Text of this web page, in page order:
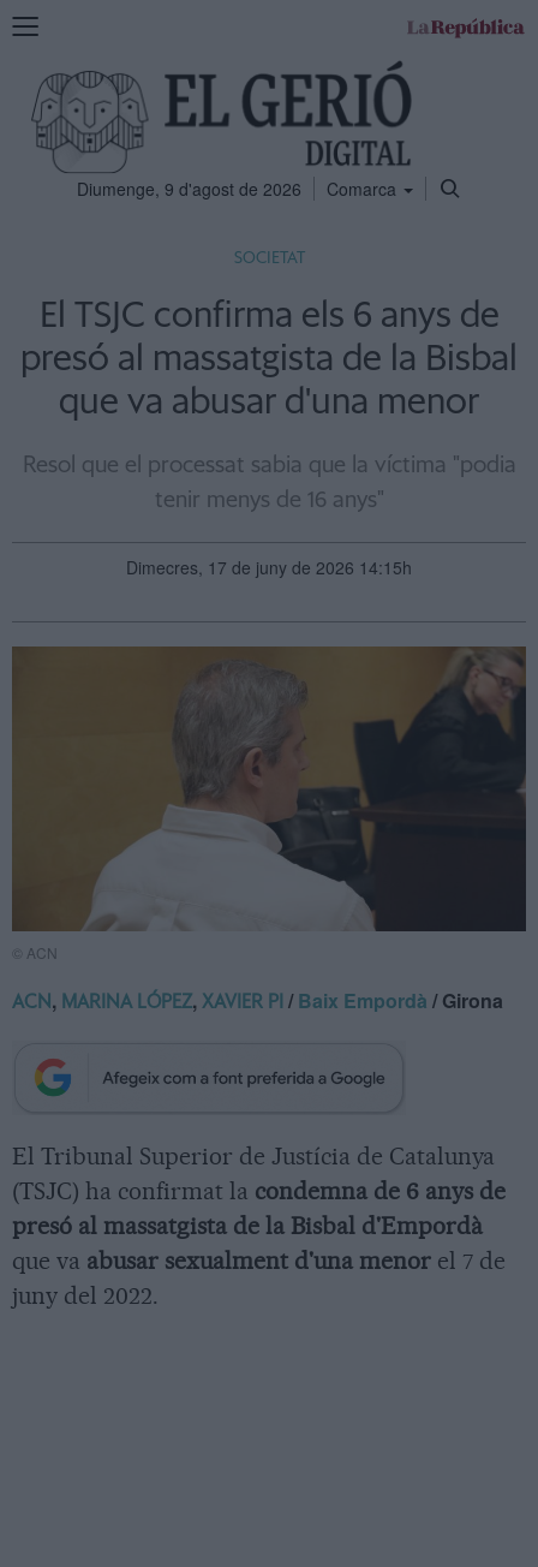
Mostra
navegació
Diumenge, 9 d'agost de 2026 Comarca
SOCIETAT
El TSJC confirma els 6 anys de
presó al massatgista de la Bisbal
que va abusar d'una menor
Resol que el processat sabia que la víctima "podia
tenir menys de 16 anys"
Dimecres, 17 de juny de 2026 14:15h
© ACN
ACN, MARINA LÓPEZ, XAVIER PI /Baix Empordà / Girona
El Tribunal Superior de Justícia de Catalunya
(TSJC) ha confirmat la condemna de 6 anys de
presó al massatgista de la Bisbal d'Empordà
que va abusar sexualment d'una menor el 7 de
juny del 2022.